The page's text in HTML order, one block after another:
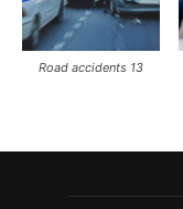
Road accidents 13